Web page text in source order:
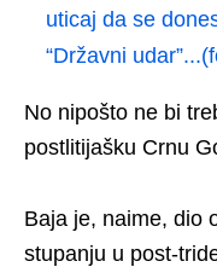
uticaj da se
“Državni
No nipošto ne bi
postlitijašku Crnu
Baja je, naime, dio
stupanju u post-